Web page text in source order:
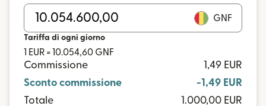
GNF
Tariffa di ogni giorno
1 EUR = 10.054,60 GNF
Commissione
1,49 EUR
Sconto commissione
-1,49 EUR
Totale
1.000,00 EUR